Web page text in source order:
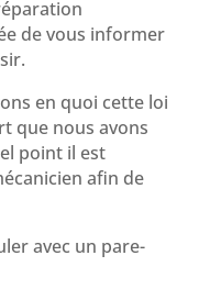
de vous informer
en quoi cette loi
que nous avons
point il est
afin de
avec un pare-